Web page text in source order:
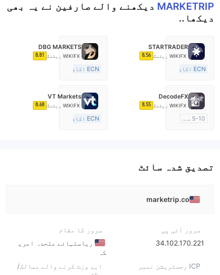
MARKETRIP دیکھنے والے صارفین نے یہ بھی
دیکھا..
STARTRADER
WIKIFX ریٹنگ 8.56
ECN اکاؤنٹ
مارکیٹ سازی کا لائسنس (MM)
DBG MARKETS
WIKIFX ریٹنگ 8.81
ECN اکاؤنٹ
مارکیٹ سازی کا لائسنس (MM)
DecodeFX
WIKIFX ریٹنگ 8.55
5-10 سال
VT Markets
WIKIFX ریٹنگ 8.68
ECN اکاؤنٹ
تصدیق شدہ سائٹ
marketrip.co
سرور آئی پی
34.102.170.221
سرور کا مقام
ریاستہائے متحدہ امری
کہ
ICP رجسٹریشن نمبر
اہم وزٹ کرنے والے ممالک/